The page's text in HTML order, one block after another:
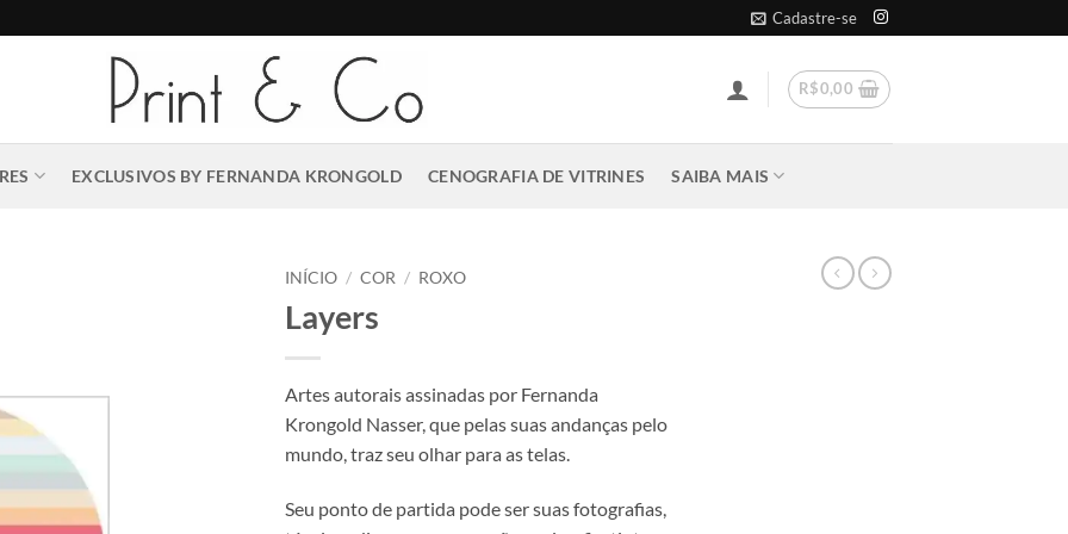
Cadastre-se
R$0,00
EXCLUSIVOS BY FERNANDA KRONGOLD CENOGRAFIA DE VITRINES SAIBA MAIS
INÍCIO / COR / ROXO
Layers
Artes autorais assinadas por Fernanda
Krongold Nasser, que pelas suas andanças pelo
mundo, traz seu olhar para as telas.
Seu ponto de partida pode ser suas fotografias,